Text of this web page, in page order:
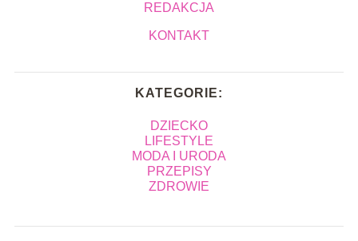
REDAKCJA
KONTAKT
KATEGORIE:
DZIECKO
LIFESTYLE
MODA I URODA
PRZEPISY
ZDROWIE